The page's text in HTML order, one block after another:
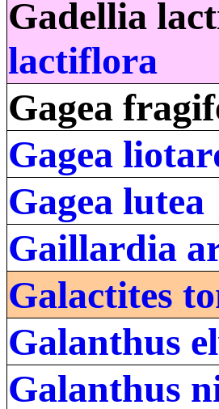
Gadellia
lactiflora
Gagea
Gagea
Gagea lutea
Gaillardia
Galactites
Galanthus
Galanthus